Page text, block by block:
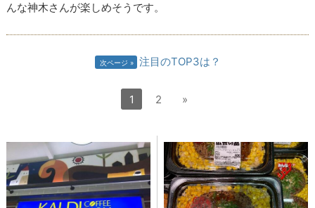
んな神木さんが楽しめそうです。
次ページ 注目のTOP3は？
1 2 »